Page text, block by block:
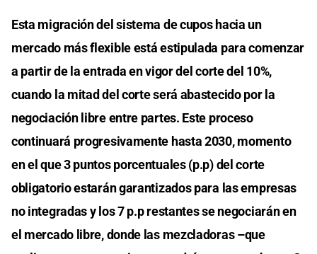
Esta migración del sistema de cupos hacia un
mercado más flexible está estipulada para comenzar
a partir de la entrada en vigor del corte del 10%,
cuando la mitad del corte será abastecido por la
negociación libre entre partes. Este proceso
continuará progresivamente hasta 2030, momento
en el que 3 puntos porcentuales (p.p) del corte
obligatorio estarán garantizados para las empresas
no integradas y los 7 p.p restantes se negociarán en
el mercado libre, donde las mezcladoras –que